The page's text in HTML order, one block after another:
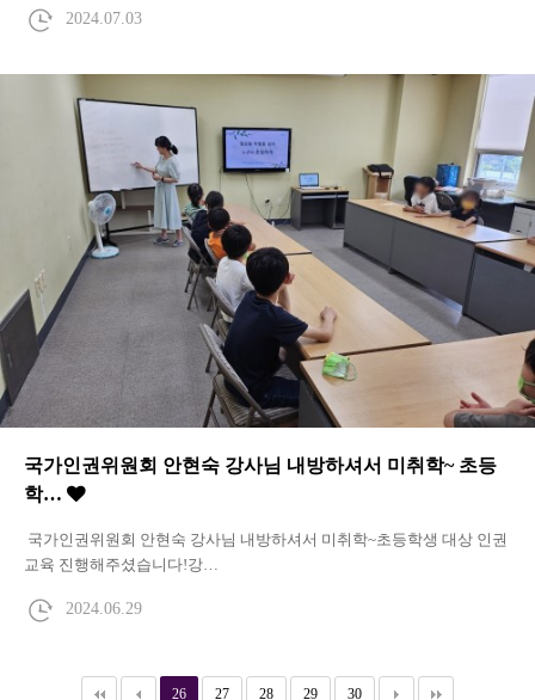
2024.07.03
국가인권위원회 안현숙 강사님 내방하셔서 미취학~ 초등
학…
국가인권위원회 안현숙 강사님 내방하셔서 미취학~초등학생 대상 인권
교육 진행해주셨습니다!강…
2024.06.29
26 27 28 29 30